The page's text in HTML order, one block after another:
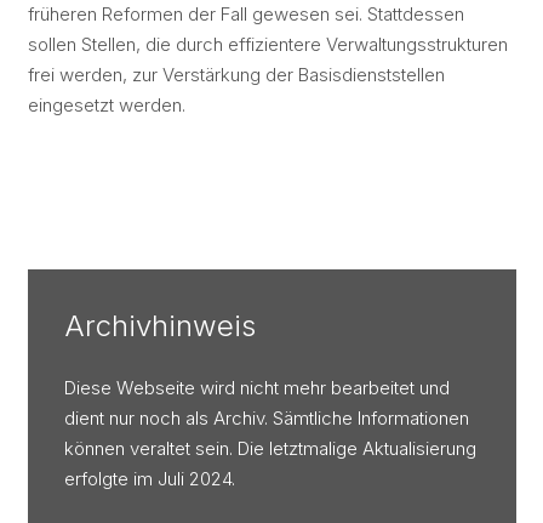
früheren Reformen der Fall gewesen sei. Stattdessen
sollen Stellen, die durch effizientere Verwaltungsstrukturen
frei werden, zur Verstärkung der Basisdienststellen
eingesetzt werden.
Archivhinweis
Diese Webseite wird nicht mehr bearbeitet und
dient nur noch als Archiv. Sämtliche Informationen
können veraltet sein. Die letztmalige Aktualisierung
erfolgte im Juli 2024.